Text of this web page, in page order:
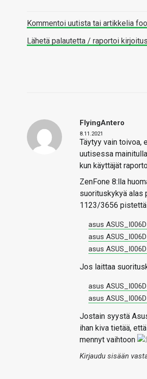
Kommentoi uutista tai artikkelia
Lähetä palautetta / raportoi
FlyingAntero
8.11.2021
Täytyy vain toivoa,
uutisessa
kun käyttäjät
ZenFone 8:lla
suorituskykyä alas
1123/3656 pistettä
asus
asus
asus
Jos laittaa
asus
asus
Jostain syystä
ihan kiva tietää,
mennyt vaihtoon
Kirjaudu sisään